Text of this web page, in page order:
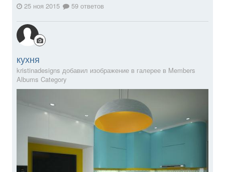
25 ноя 2015
59 ответов
кухня
kristinadesigns добавил изображение в галерее в Members
Albums Category